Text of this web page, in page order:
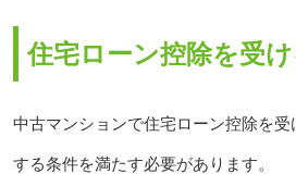
住宅ローン控除を受
中古マンションで住宅ローン控除を
する条件を満たす必要があります。